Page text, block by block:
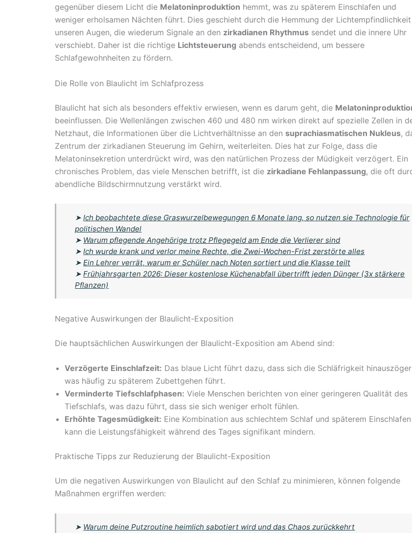
gegenüber diesem Licht die Melatoninproduktion hemmt, was zu späterem Einschlafen und
weniger erholsamen Nächten führt. Dies geschieht durch die Hemmung der
unseren Augen, die wiederum Signale an den zirkadianen Rhythmus sendet und die innere Uhr
verschiebt. Daher ist die richtige Lichtsteuerung abends entscheidend, um bessere
Schlafgewohnheiten zu fördern.
Die Rolle von Blaulicht im Schlafprozess
Blaulicht hat sich als besonders effektiv erwiesen, wenn es darum geht, die
beeinflussen. Die Wellenlängen zwischen 460 und 480 nm wirken direkt auf spezielle Zellen in
Netzhaut, die Informationen über die Lichtverhältnisse an den suprachiasmatischen Nukleus,
Zentrum der zirkadianen Steuerung im Gehirn, weiterleiten. Dies hat zur Folge, dass die
Melatoninsekretion unterdrückt wird, was den natürlichen Prozess der Müdigkeit verzögert. Ein
chronisches Problem, das viele Menschen betrifft, ist die zirkadiane Fehlanpassung, die oft
abendliche Bildschirmnutzung verstärkt wird.
➤Ich beobachtete diese Graswurzelbewegungen 6 Monate lang, so nutzen sie Technologie für
politischen Wandel
➤ Warum pflegende Angehörige trotz Pflegegeld am Ende die Verlierer sind
➤Ich wurde krank und verlor meine Rechte, die Zwei-Wochen-Frist zerstörte alles
➤Ein Lehrer verrät, warum er Schüler nach Noten sortiert und die Klasse teilt
➤Frühjahrsgarten 2026: Dieser kostenlose Küchenabfall übertrifft jeden Dünger (3x stärkere
Pflanzen)
Negative Auswirkungen der Blaulicht-Exposition
Die hauptsächlichen Auswirkungen der Blaulicht-Exposition am Abend sind:
Verzögerte Einschlafzeit: Das blaue Licht führt dazu, dass sich die Schläfrigkeit
was häufig zu späterem Zubettgehen führt.
Verminderte Tiefschlafphasen: Viele Menschen berichten von einer geringeren Qualität des
Tiefschlafs, was dazu führt, dass sie sich weniger erholt fühlen.
Erhöhte Tagesmüdigkeit: Eine Kombination aus schlechtem Schlaf und späterem Einschlafen
kann die Leistungsfähigkeit während des Tages signifikant mindern.
Praktische Tipps zur Reduzierung der Blaulicht-Exposition
Um die negativen Auswirkungen von Blaulicht auf den Schlaf zu minimieren, können folgende
Maßnahmen ergriffen werden:
➤ Warum deine Putzroutine heimlich sabotiert wird und das Chaos zurückkehrt